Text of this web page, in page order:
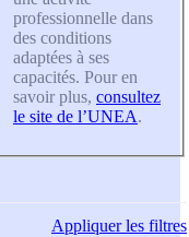
professionnelle dans
des conditions
adaptées à ses
capacités. Pour en
savoir plus, consultez
le site de l’UNEA.
Appliquerles filtres